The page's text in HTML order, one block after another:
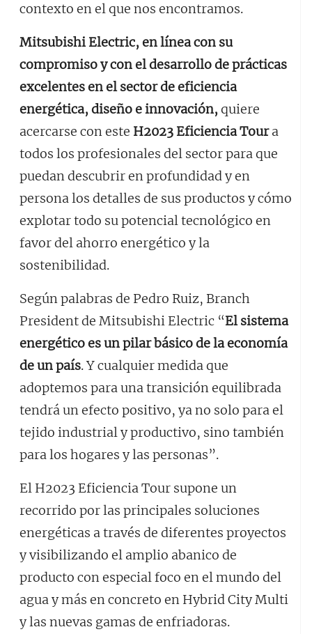
contexto en el que nos encontramos.
Mitsubishi Electric, en línea con su
compromiso y con el desarrollo de prácticas
excelentes en el sector de eficiencia
energética, diseño e innovación, quiere
acercarse con este H2023 Eficiencia Toura
todos los profesionales del sector para que
puedan descubrir en profundidad y en
persona los detalles de sus productos y cómo
explotar todo su potencial tecnológico en
favor del ahorro energético y la
sostenibilidad.
Según palabras de Pedro Ruiz, Branch
President de Mitsubishi Electric “El sistema
energético es un pilar básico de la economía
de un país. Y cualquier medida que
adoptemos para una transición equilibrada
tendrá un efecto positivo, ya no solo para el
tejido industrial y productivo, sino también
para los hogares y las personas”.
El H2023 Eficiencia Tour supone un
recorrido por las principales soluciones
energéticas a través de diferentes proyectos
y visibilizando el amplio abanico de
producto con especial foco en el mundo del
agua y más en concreto en Hybrid City Multi
y las nuevas gamas de enfriadoras.